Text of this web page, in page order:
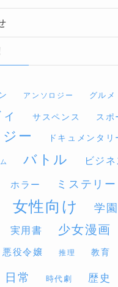
アンソロジー グルメ
サスペンス スポ
ー
ドキュメンタリ
バトル ビジネ
ホラー ミステリー
女性向け 学園
実用書 少女漫画
悪役令嬢 推理 教育
日常 時代劇 歴史